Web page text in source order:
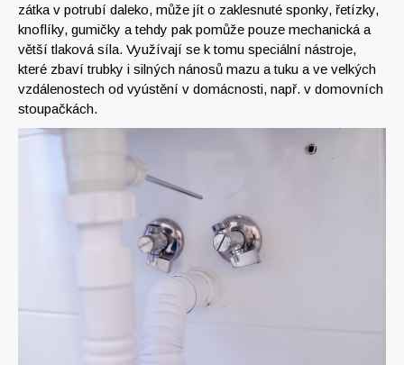
zátka v potrubí daleko, může jít o zaklesnuté sponky, řetízky,
knoflíky, gumičky a tehdy pak pomůže pouze mechanická a
větší tlaková síla. Využívají se k tomu speciální nástroje,
které zbaví trubky i silných nánosů mazu a tuku a ve velkých
vzdálenostech od vyústění v domácnosti, např. v domovních
stoupačkách.